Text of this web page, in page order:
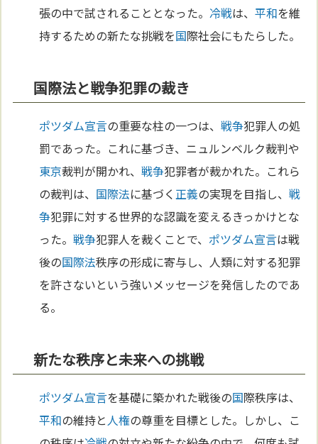
張の中で試されることとなった。冷戦は、平和を維
持するための新たな挑戦を国際社会にもたらした。
国際法と戦争犯罪の裁き
ポツダム宣言の重要な柱の一つは、戦争犯罪人の処
罰であった。これに基づき、ニュルンベルク裁判や
東京裁判が開かれ、戦争犯罪者が裁かれた。これら
の裁判は、 国際法に基づく正義の実現を目指し、戦
争犯罪に対する世界的な認識を変えるきっかけとな
った。戦争犯罪人を裁くことで、 ポツダム宣言は戦
後の国際法秩序の形成に寄与し、人類に対する犯罪
を許さないという強いメッセージを発信したのであ
る。
新たな秩序と未来への挑戦
ポツダム宣言を基礎に築かれた戦後の国際秩序は、
平和の維持と 人権の尊重を目標とした。しかし、こ